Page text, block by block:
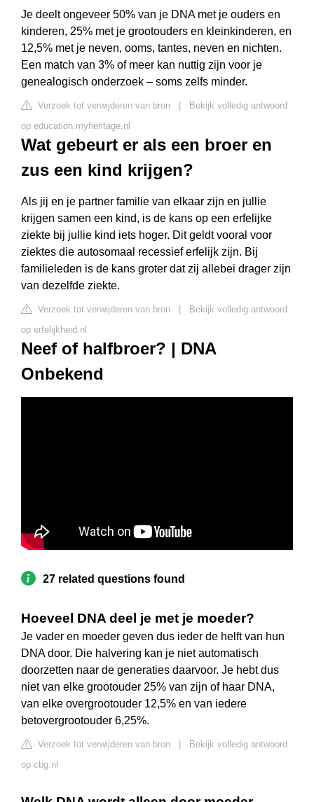
Je deelt ongeveer 50% van je DNA met je ouders en
kinderen, 25% met je grootouders en kleinkinderen, en
12,5% met je neven, ooms, tantes, neven en nichten.
Een match van 3% of meer kan nuttig zijn voor je
genealogisch onderzoek – soms zelfs minder.
Verzoek tot verwijderen van bron
Bekijk volledig antwoord
op education.myheritage.nl
Wat gebeurt er als een broer en
zus een kind krijgen?
Als jij en je partner familie van elkaar zijn en jullie
krijgen samen een kind, is de kans op een erfelijke
ziekte bij jullie kind iets hoger. Dit geldt vooral voor
ziektes die autosomaal recessief erfelijk zijn. Bij
familieleden is de kans groter dat zij allebei drager zijn
van dezelfde ziekte.
Verzoek tot verwijderen van bron
Bekijk volledig antwoord
op erfelijkheid.nl
Neef of halfbroer? | DNA
Onbekend
27 related questions found
Hoeveel DNA deel je met je moeder?
Je vader en moeder geven dus ieder de helft van hun
DNA door. Die halvering kan je niet automatisch
doorzetten naar de generaties daarvoor. Je hebt dus
niet van elke grootouder 25% van zijn of haar DNA,
van elke overgrootouder 12,5% en van iedere
betovergrootouder 6,25%.
Verzoek tot verwijderen van bron
Bekijk volledig antwoord
op cbg.nl